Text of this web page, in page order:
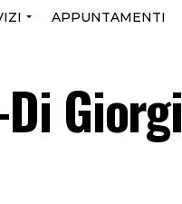
APPUNTAMENTI
Giorgi